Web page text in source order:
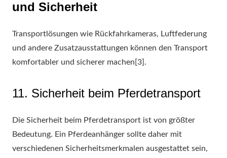
und Sicherheit
Transportlösungen wie Rückfahrkameras, Luftfederung
und andere Zusatzausstattungen können den Transport
komfortabler und sicherer machen[3].
11. Sicherheit beim Pferdetransport
Die Sicherheit beim Pferdetransport ist von größter
Bedeutung. Ein Pferdeanhänger sollte daher mit
verschiedenen Sicherheitsmerkmalen ausgestattet sein,